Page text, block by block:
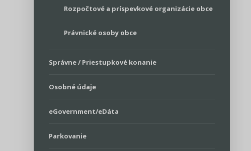
Rozpočtové a príspevkové organizácie obce
Právnické osoby obce
Správne / Priestupkové konanie
Osobné údaje
eGovernment/eDáta
Parkovanie